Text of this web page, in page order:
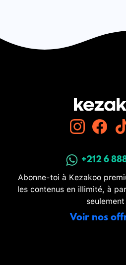
+212 6
Abonne-toi à Kezakoo
les contenus en illimité, à
Voir nos